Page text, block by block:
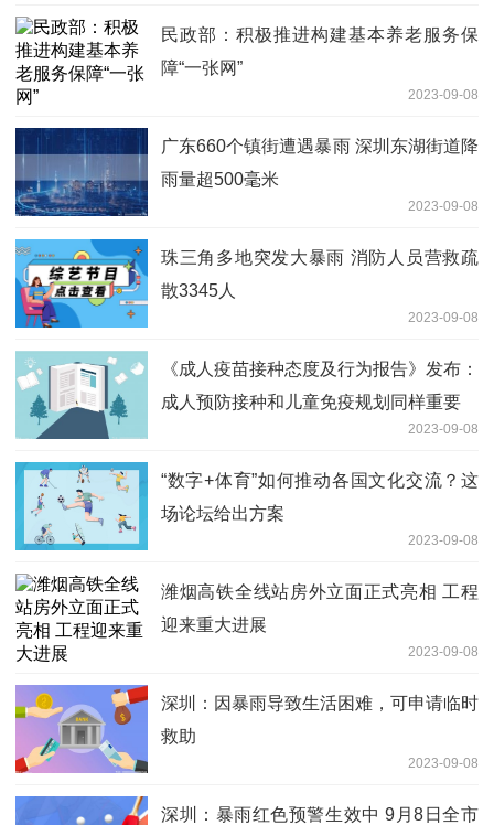
民政部：积极推进构建基本养老服务保
障“一张网”
2023-09-08
广东660个镇街遭遇暴雨 深圳东湖街道降
雨量超500毫米
2023-09-08
珠三角多地突发大暴雨 消防人员营救疏
散3345人
2023-09-08
《成人疫苗接种态度及行为报告》发布：
成人预防接种和儿童免疫规划同样重要
2023-09-08
“数字+体育”如何推动各国文化交流？这
场论坛给出方案
2023-09-08
潍烟高铁全线站房外立面正式亮相 工程
迎来重大进展
2023-09-08
深圳：因暴雨导致生活困难，可申请临时
救助
2023-09-08
深圳：暴雨红色预警生效中 9月8日全市